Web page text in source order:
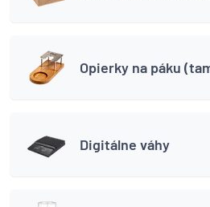
Opierky na páku
Digitálne váhy